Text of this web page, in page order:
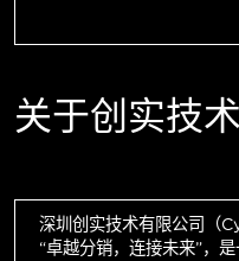
关于创实技术
深圳创实技术有限公司
“卓越分销，连接未来”，